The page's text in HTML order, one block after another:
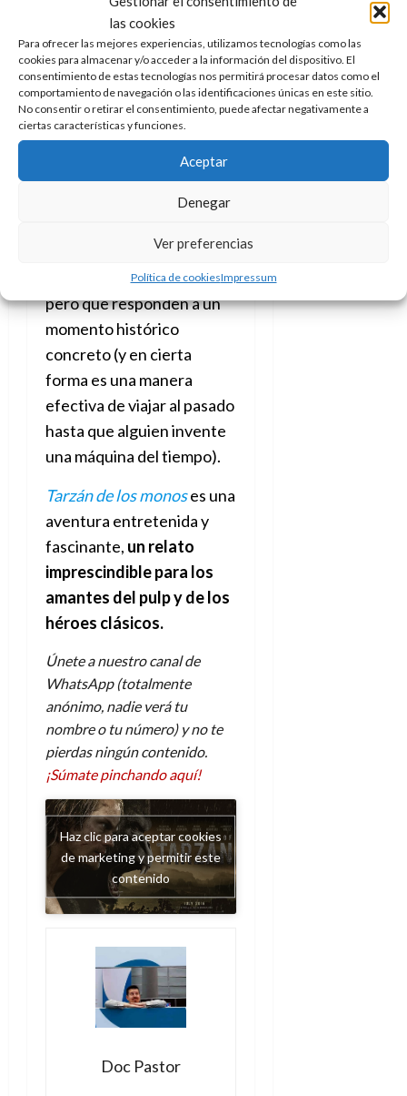
las cookies
Para ofrecer las mejores experiencias, utilizamos tecnologías como las
cookies para almacenar y/o acceder a la información del dispositivo. El
consentimiento de estas tecnologías nos permitirá procesar datos como el
comportamiento de navegación o las identificaciones únicas en este sitio.
No consentir o retirar el consentimiento, puede afectar negativamente a
ciertas características y funciones.
Aceptar
Denegar
Ver preferencias
Política de cookiesImpressum
europeos y
norteamericanos han
cambiando enormemente
con el paso de las décadas.
La primeravez que vio la
en 1912 y por tanto la
ideología es la de su
hechos y lugares que hoy
jamás veríamos en un libro
pero que responden a un
momento histórico
concreto (y en cierta
forma es una manera
efectiva de viajar al pasado
hasta que alguien invente
una máquina del tiempo).
Tarzán de los monoses una
aventura entretenida y
fascinante, un relato
imprescindible para los
amantes del pulp y de los
héroes clásicos.
Únete a nuestro canal de
WhatsApp (totalmente
anónimo, nadie verá tu
nombre o tu número) y no te
pierdas ningún contenido.
¡Súmate pinchando aquí!
Haz clic para aceptar cookies
de marketing y permitir este
contenido
Doc Pastor
a
9
de
n
o
8
2026
o
c
a
l
p
i
de